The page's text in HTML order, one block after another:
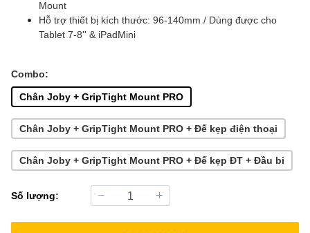
Mount
Hỗ trợ thiết bị kích thước: 96-140mm / Dùng được cho
Tablet 7-8'' & iPadMini
Combo:
Chân Joby + GripTight Mount PRO
Chân Joby + GripTight Mount PRO + Đế kẹp điện thoại
Chân Joby + GripTight Mount PRO + Đế kẹp ĐT + Đầu bi
Số lượng: